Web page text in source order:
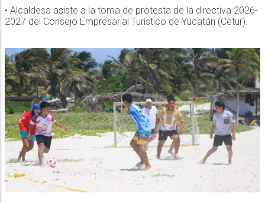
• Alcaldesa asiste a la toma de protesta de la directiva 2026-
2027 del Consejo Empresarial Turístico de Yucatán (Cetur).